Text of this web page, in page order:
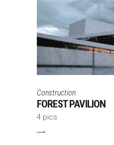
Construction
FOREST PAVILION
4 pics